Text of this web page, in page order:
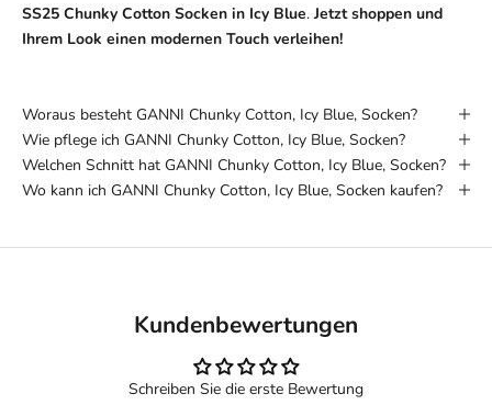
SS25 Chunky Cotton Socken in Icy Blue.Jetzt shoppen und
Ihrem Look einen modernen Touch verleihen!
Woraus besteht GANNI Chunky Cotton, Icy Blue, Socken?
Wie pflege ich GANNI Chunky Cotton, Icy Blue, Socken?
Welchen Schnitt hat GANNI Chunky Cotton, Icy Blue, Socken?
Wo kann ich GANNI Chunky Cotton, Icy Blue, Socken kaufen?
Kundenbewertungen
Schreiben Sie die erste Bewertung